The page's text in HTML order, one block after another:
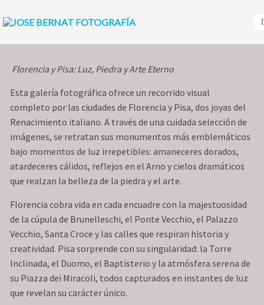
Florencia y Pisa: Luz, Piedra y Arte Eterno
Esta galería fotográfica ofrece un recorrido visual
completo por las ciudades de Florencia y Pisa, dos joyas del
Renacimiento italiano. A través de una cuidada selección de
imágenes, se retratan sus monumentos más emblemáticos
bajo momentos de luz irrepetibles: amaneceres dorados,
atardeceres cálidos, reflejos en el Arno y cielos dramáticos
que realzan la belleza de la piedra y el arte.
Florencia cobra vida en cada encuadre con la majestuosidad
de la cúpula de Brunelleschi, el Ponte Vecchio, el Palazzo
Vecchio, Santa Croce y las calles que respiran historia y
creatividad. Pisa sorprende con su singularidad: la Torre
Inclinada, el Duomo, el Baptisterio y la atmósfera serena de
su Piazza dei Miracoli, todos capturados en instantes de luz
que revelan su carácter único.